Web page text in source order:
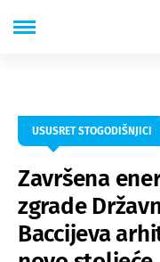
USUSRET STOGODIŠNJICI
Završena
zgrade
Baccijeva